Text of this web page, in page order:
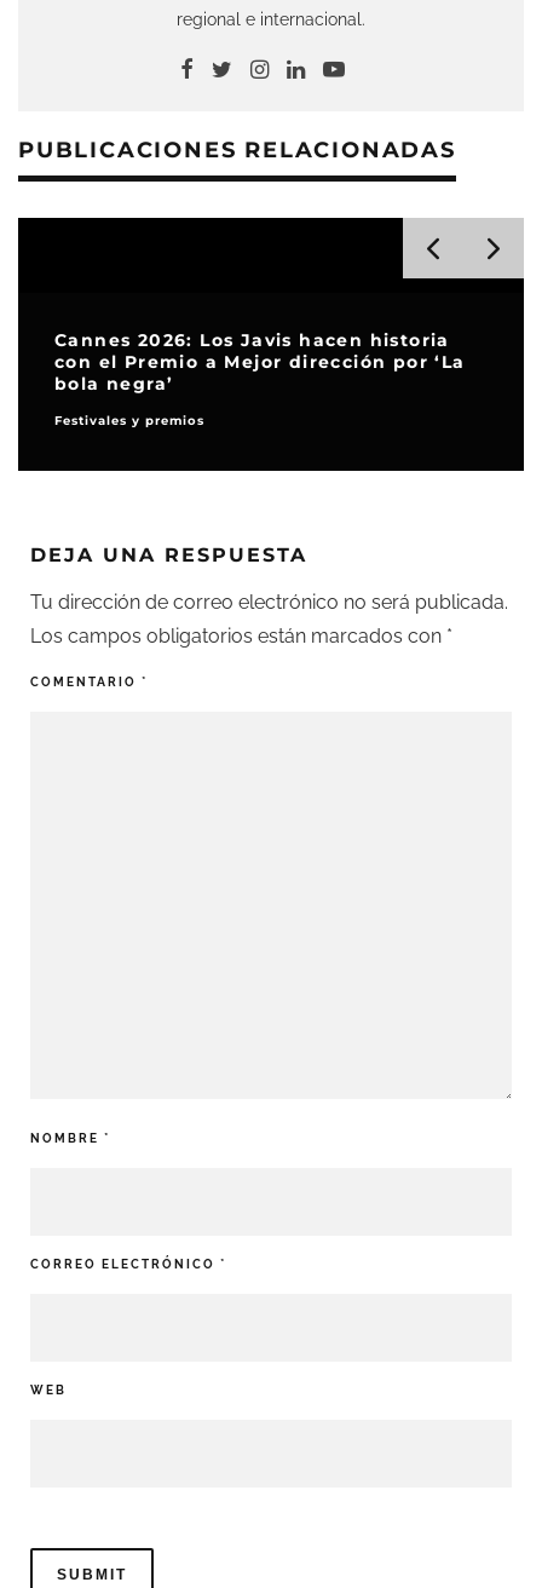
regional e internacional.
PUBLICACIONES RELACIONADAS
Cannes 2026: Los Javis hacen historia
con el Premio a Mejor dirección por ‘La
bola negra’
Festivales y premios
DEJA UNA RESPUESTA
Tu dirección de correo electrónico no será publicada.
Los campos obligatorios están marcados con *
COMENTARIO *
NOMBRE *
CORREO ELECTRÓNICO *
WEB